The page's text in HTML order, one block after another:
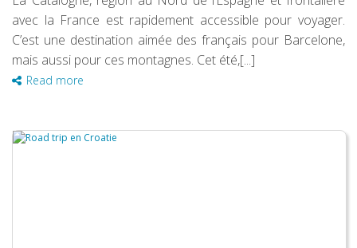
avec la France est rapidement accessible pour voyager.
C’est une destination aimée des français pour Barcelone,
mais aussi pour ces montagnes. Cet été,[...]
Read more